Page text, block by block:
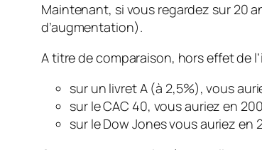
Maintenant, si vous regardez sur 20
d’augmentation).
A titre de comparaison, hors effet de
sur un livret A (à 2,5%), vous
sur le CAC 40, vous auriez en
sur le Dow Jones vous auriez en